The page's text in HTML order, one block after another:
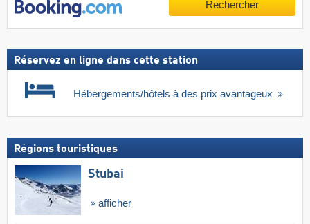
Rechercher
Réservez en ligne dans cette station
Hébergements/hôtels à des prix avantageux
Régions touristiques
Stubai
afficher